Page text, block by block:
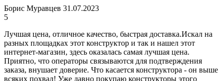
Борис Муравцев 31.07.2023
5
Лучшая цена, отличное качество, быстрая доставка.Искал на
разных площадках этот конструктор и так и нашел этот
интернет-магазин, здесь оказалась самая лучшая цена.
Приятно, что операторы связываются для подтверждения
заказа, внушает доверие. Что касается конструктора - он выше
всяких похвал! Уже давно покупаю конструкторы этого